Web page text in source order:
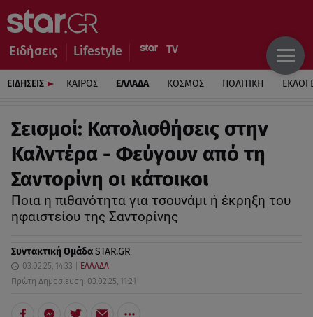
Ειδήσεις Lifestyle
ΕΙΔΗΣΕΙΣ ΚΑΙΡΟΣ ΕΛΛΑΔΑ ΚΟΣΜΟΣ ΠΟΛΙΤΙΚΗ
Σεισμοί: Κατολισθήσεις στην
Καλντέρα - Φεύγουν από τη
Σαντορίνη οι κάτοικοι
Ποια η πιθανότητα για τσουνάμι ή έκρηξη του
ηφαιστείου της Σαντορίνης
Συντακτική ΟμάδαSTAR.GR
03.02.25, 14:33
ΕΛΛΑΔΑ
Πρώτη Δημοσίευση: 03.02.25, 11:21